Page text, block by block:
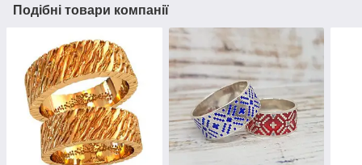
Подібні товари компанії